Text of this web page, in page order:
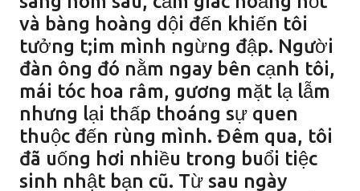
và bàng hoàng dội đến khiến tôi
tưởng t;im mình ngừng đập. Người
đàn ông đó nằm ngay bên cạnh tôi,
mái tóc hoa râm, gương mặt lạ lẫm
nhưng lại thấp thoáng sự quen
thuộc đến rùng mình. Đêm qua, tôi
đã uống hơi nhiều trong buổi tiệc
sinh nhật bạn cũ. Từ sau ngày